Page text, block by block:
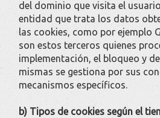
del dominio que visita el
entidad que trata los datos
las cookies, como por ejemplo
son estos terceros quienes
implementación, el bloqueo y
mismas se gestiona por sus
mecanismos específicos.
b) Tipos de cookies según el